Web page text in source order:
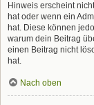
Hinweis erscheint
hat oder wenn ein
hat. Diese können
warum dein Beitrag
einen Beitrag nicht
hat.
Nach oben